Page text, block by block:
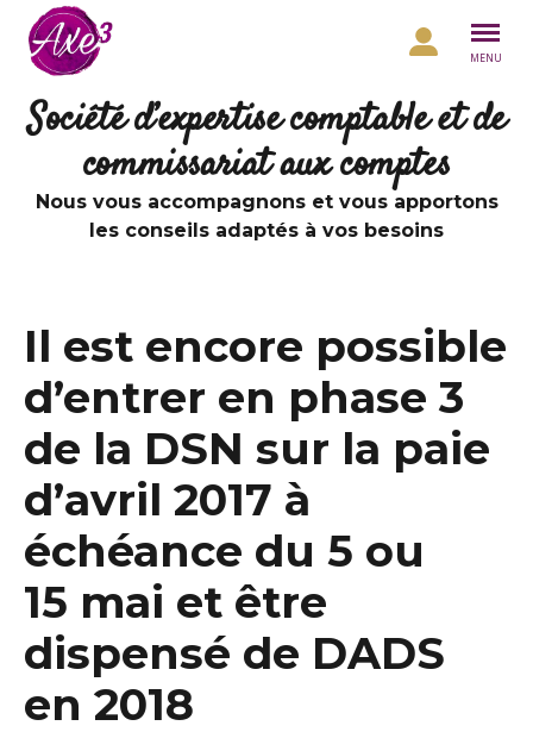
Aller au contenu
MENU
Société d’expertise comptable et de
commissariat aux comptes
Nous vous accompagnons et vous apportons
les conseils adaptés à vos besoins
Il est encore possible
d’entrer en phase 3
de la DSN sur la paie
d’avril 2017 à
échéance du 5 ou
15 mai et être
dispensé de DADS
en 2018